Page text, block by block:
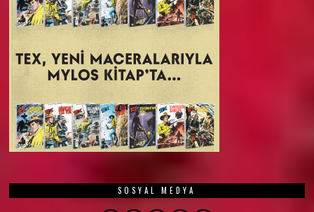
SOSYAL MEDYA